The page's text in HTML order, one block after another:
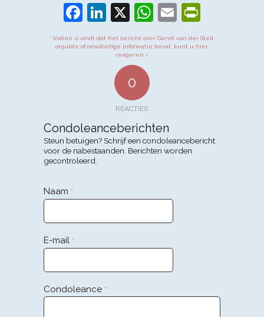
Facebook
LinkedIn
X WhatsApp
Email
* Indien u vindt dat het bericht over Gerrit van der Stelt
onjuiste of onvolledige informatie bevat, kunt u hier
reageren ›
0
REACTIES
Condoleanceberichten
Steun betuigen? Schrijf een condoleancebericht
voor de nabestaanden. Berichten worden
gecontroleerd.
Naam *
E-mail *
Condoleance *